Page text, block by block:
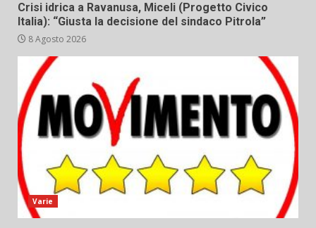
Crisi idrica a Ravanusa, Miceli (Progetto Civico
Italia): “Giusta la decisione del sindaco Pitrola”
8 Agosto 2026
Varie